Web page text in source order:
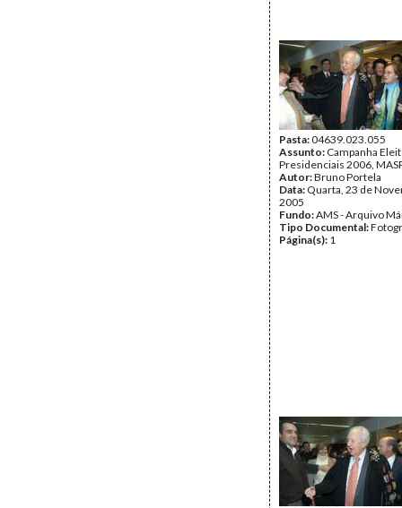
Pasta:04639.023.055
Assunto: Campanha
Presidenciais 2006,
Autor:Bruno Portela
Data: Quarta, 23 de
2005
Fundo:AMS - Arquivo
Tipo Documental:
Página(s): 1